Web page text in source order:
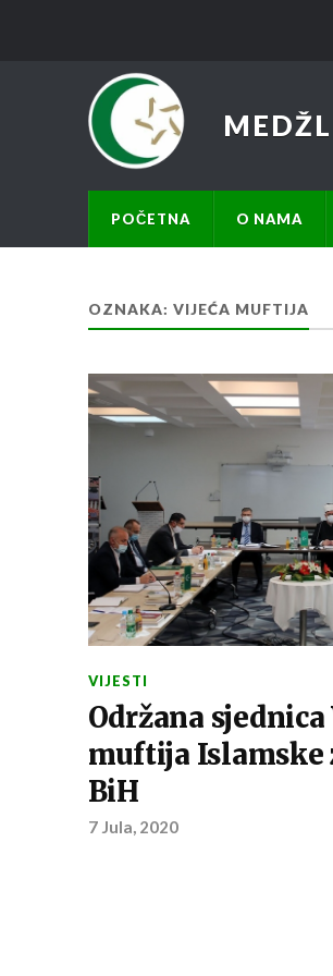
POČETNA O NAMA
OZNAKA: VIJEĆA MUFTIJA
VIJESTI
Održana sjednica
muftija Islamske
BiH
7 Jula, 2020